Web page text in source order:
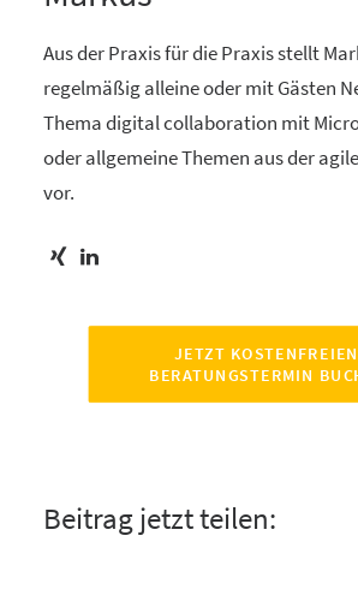
Aus der Praxis für die Praxis stellt
regelmäßig alleine oder mit Gästen
Thema digital collaboration mit
oder allgemeine Themen aus der
vor.
JETZT KOSTENFREIEN
BERATUNGSTERMIN
Beitrag jetzt teilen: